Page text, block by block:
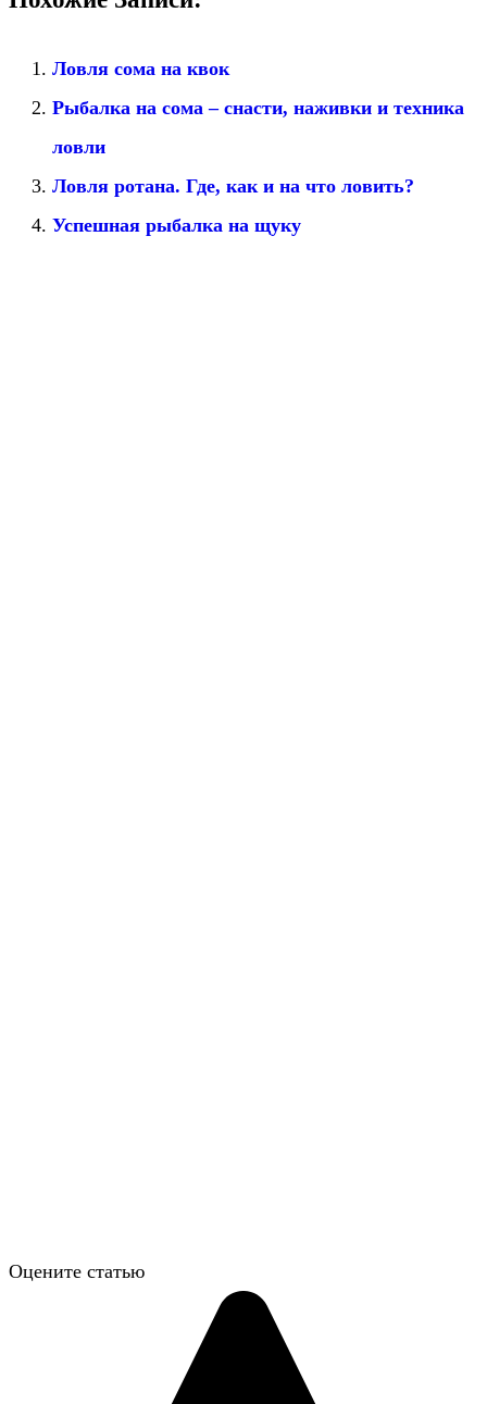
Ловля сома на квок
Рыбалка на сома – снасти, наживки и техника
ловли
Ловля ротана. Где, как и на что ловить?
Успешная рыбалка на щуку
Оцените статью